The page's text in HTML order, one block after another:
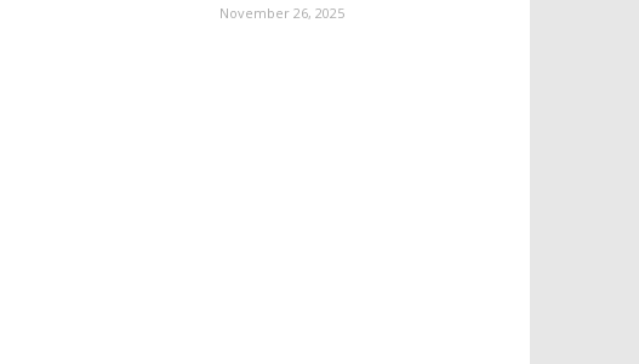
November 26, 2025